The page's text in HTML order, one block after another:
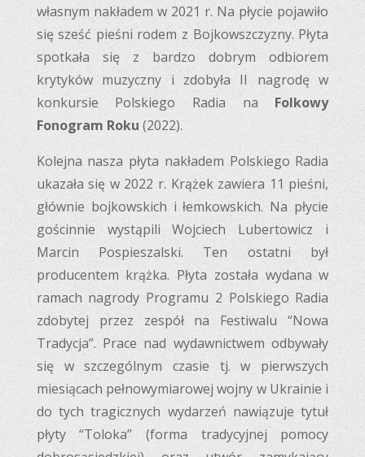
własnym nakładem w 2021 r. Na płycie pojawiło
się sześć pieśni rodem z Bojkowszczyzny. Płyta
spotkała się z bardzo dobrym odbiorem
krytyków muzyczny i zdobyła II nagrodę w
konkursie Polskiego Radia na Folkowy
Fonogram Roku (2022).
Kolejna nasza płyta nakładem Polskiego Radia
ukazała się w 2022 r. Krążek zawiera 11 pieśni,
głównie bojkowskich i łemkowskich. Na płycie
gościnnie wystąpili Wojciech Lubertowicz i
Marcin Pospieszalski. Ten ostatni był
producentem krążka. Płyta została wydana w
ramach nagrody Programu 2 Polskiego Radia
zdobytej przez zespół na Festiwalu “Nowa
Tradycja”. Prace nad wydawnictwem odbywały
się w szczególnym czasie tj. w pierwszych
miesiącach pełnowymiarowej wojny w Ukrainie i
do tych tragicznych wydarzeń nawiązuje tytuł
płyty “Toloka” (forma tradycyjnej pomocy